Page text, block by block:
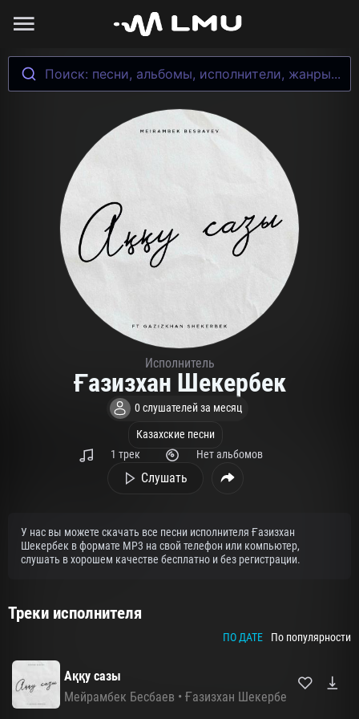
Поиск: песни, альбомы, исполнители, жанры...
Исполнитель
Ғазизхан Шекербек
0 слушателей за месяц
Казахские песни
1 трек
Нет альбомов
Слушать
У нас вы можете скачать все песни исполнителя Ғазизхан
Шекербек в формате MP3 на свой телефон или компьютер,
слушать в хорошем качестве бесплатно и без регистрации.
Треки исполнителя
ПО ДАТЕ По популярности
Аққу сазы
Мейрамбек Бесбаев • Ғазизхан Шекербек